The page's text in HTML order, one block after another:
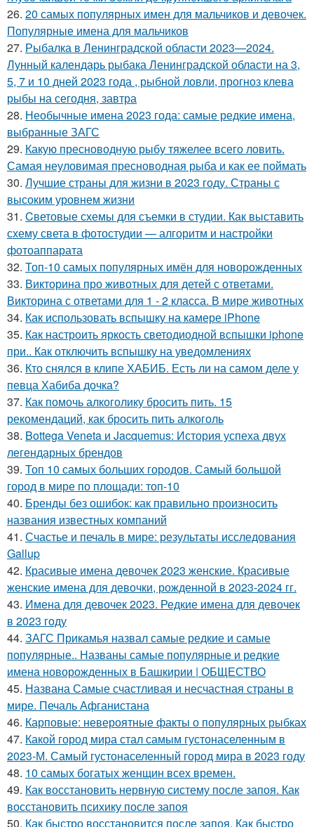
26. 20 самых популярных имен для мальчиков и девочек.
Популярные имена для мальчиков
27. Рыбалка в Ленинградской области 2023—2024.
Лунный календарь рыбака Ленинградской области на 3,
5, 7 и 10 дней 2023 года , рыбной ловли, прогноз клева
рыбы на сегодня, завтра
28. Необычные имена 2023 года: самые редкие имена,
выбранные ЗАГС
29. Какую пресноводную рыбу тяжелее всего ловить.
Самая неуловимая пресноводная рыба и как ее поймать
30. Лучшие страны для жизни в 2023 году. Страны с
высоким уровнем жизни
31. Cветовые схемы для съемки в студии. Как выставить
схему света в фотостудии — алгоритм и настройки
фотоаппарата
32. Топ-10 самых популярных имён для новорожденных
33. Викторина про животных для детей с ответами.
Викторина с ответами для 1 - 2 класса. В мире животных
34. Как использовать вспышку на камере iPhone
35. Как настроить яркость светодиодной вспышки iphone
при.. Как отключить вспышку на уведомлениях
36. Кто снялся в клипе ХАБИБ. Есть ли на самом деле у
певца Хабиба дочка?
37. Как помочь алкоголику бросить пить. 15
рекомендаций, как бросить пить алкоголь
38. Bottega Veneta и Jacquemus: История успеха двух
легендарных брендов
39. Топ 10 самых больших городов. Самый большой
город в мире по площади: топ-10
40. Бренды без ошибок: как правильно произносить
названия известных компаний
41. Счастье и печаль в мире: результаты исследования
Gallup
42. Красивые имена девочек 2023 женские. Красивые
женские имена для девочки, рожденной в 2023-2024 гг.
43. Имена для девочек 2023. Редкие имена для девочек
в 2023 году
44. ЗАГС Прикамья назвал самые редкие и самые
популярные.. Названы самые популярные и редкие
имена новорожденных в Башкирии | ОБЩЕСТВО
45. Названа Самые счастливая и несчастная страны в
мире. Печаль Афганистана
46. Карповые: невероятные факты о популярных рыбках
47. Какой город мира стал самым густонаселенным в
2023-М. Самый густонаселенный город мира в 2023 году
48. 10 самых богатых женщин всех времен.
49. Как восстановить нервную систему после запоя. Как
восстановить психику после запоя
50. Как быстро восстановится после запоя. Как быстро